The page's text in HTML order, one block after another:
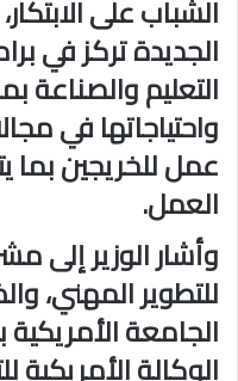
الشباب على
الجديدة تركز في
التعليم والصناعة
واحتياجاتها في
عمل للخريجين
العمل.
وأشار الوزير إلى
للتطوير المهني،
الجامعة